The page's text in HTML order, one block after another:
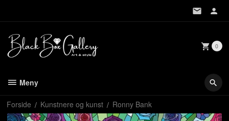
0
Meny
Forside Kunstnere og kunst Ronny Bank